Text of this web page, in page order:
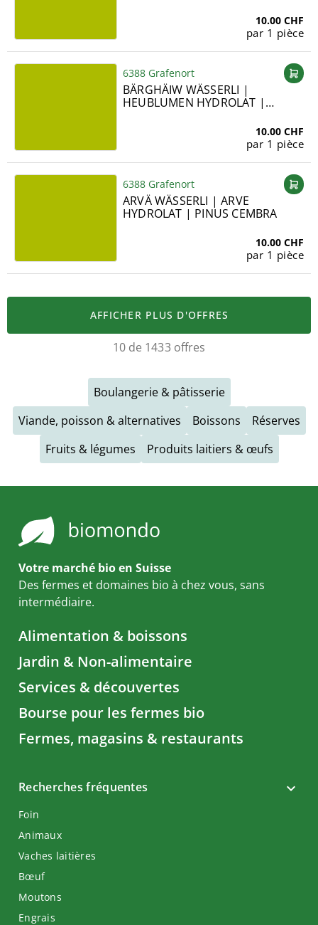
10.00 CHF
par 1 pièce
6388 Grafenort
BÄRGHÄIW WÄSSERLI |
HEUBLUMEN HYDROLAT |
10.00 CHF
par 1 pièce
6388 Grafenort
ARVÄ WÄSSERLI | ARVE
HYDROLAT | PINUS CEMBRA
10.00 CHF
par 1 pièce
AFFICHER PLUS D'OFFRES
10 de 1433 offres
Boulangerie & pâtisserie
Viande, poisson & alternatives
Boissons
Réserves
Fruits & légumes
Produits laitiers & œufs
Votre marché bio en Suisse
Des fermes et domaines bio à chez vous, sans
intermédiaire.
Alimentation & boissons
Jardin & Non-alimentaire
Services & découvertes
Bourse pour les fermes bio
Fermes, magasins & restaurants
Recherches fréquentes
Foin
Animaux
Vaches laitières
Bœuf
Moutons
Engrais